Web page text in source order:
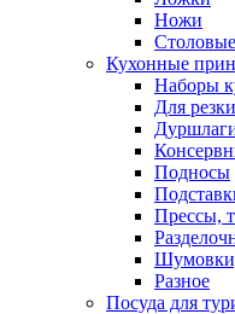
Ножи
Кухонные
Наборы
Для
Подносы
Прессы,
Разное
Посуда для